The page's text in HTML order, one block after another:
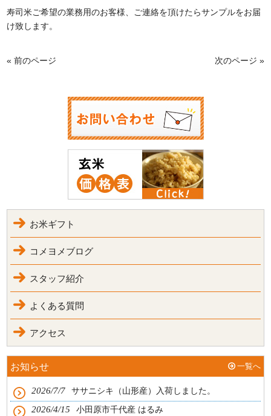
寿司米ご希望の業務用のお客様、ご連絡を頂けたらサンプルをお届
け致します。
« 前のページ 次のページ »
お米ギフト
コメヨメブログ
スタッフ紹介
よくある質問
アクセス
お知らせ 一覧へ
2026/7/7 ササニシキ（山形産）入荷しました。
2026/4/15 小田原市千代産 はるみ